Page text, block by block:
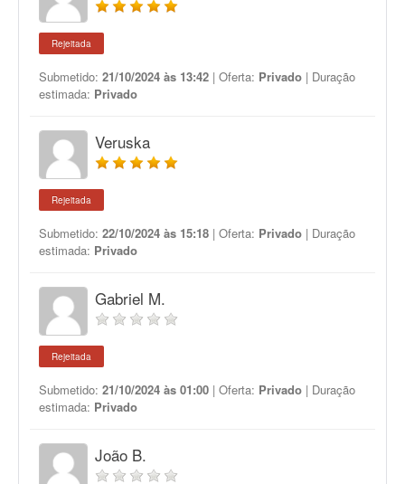
Rejeitada
Submetido: 21/10/2024 às 13:42 | Oferta: Privado | Duração
estimada: Privado
Veruska
Rejeitada
Submetido: 22/10/2024 às 15:18 | Oferta: Privado | Duração
estimada: Privado
Gabriel M.
Rejeitada
Submetido: 21/10/2024 às 01:00 | Oferta: Privado | Duração
estimada: Privado
João B.